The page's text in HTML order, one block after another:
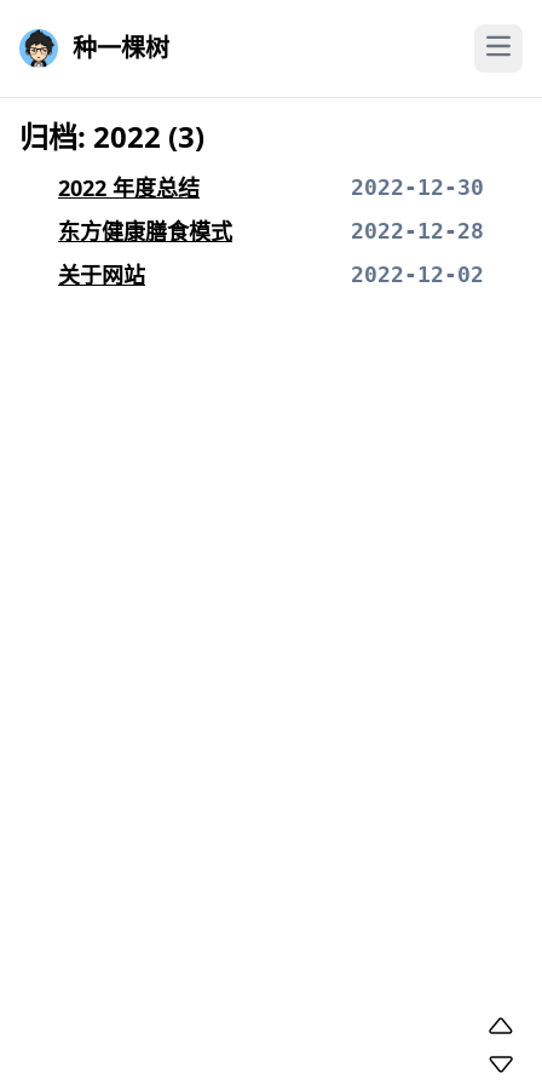
种一棵树
归档: 2022 (3)
2022 年度总结 2022-12-30
东方健康膳食模式 2022-12-28
关于网站 2022-12-02